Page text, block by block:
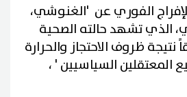
الفوري عن 'الغنوشي،
الذي تشهد حالته الصحية
نتيجة ظروف الاحتجاز والحرارة
المعتقلين السياسيين ' ،